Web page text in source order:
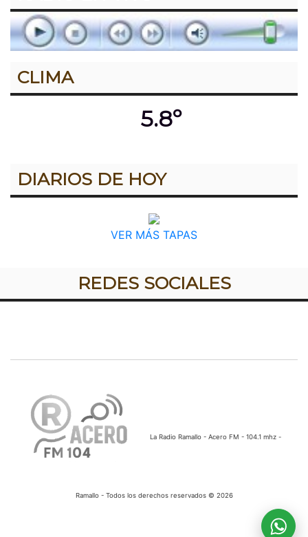
CLIMA
5.8º
DIARIOS DE HOY
VER MÁS TAPAS
REDES SOCIALES
La Radio Ramallo - Acero FM - 104.1 mhz -
Ramallo - Todos los derechos reservados © 2026